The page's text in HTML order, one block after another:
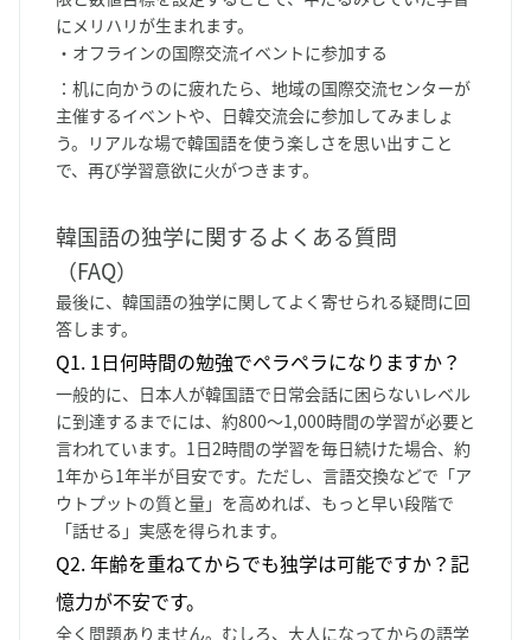
にメリハリが生まれます。
・オフラインの国際交流イベントに参加する
：机に向かうのに疲れたら、地域の国際交流センターが
主催するイベントや、日韓交流会に参加してみましょ
う。リアルな場で韓国語を使う楽しさを思い出すこと
で、再び学習意欲に火がつきます。
韓国語の独学に関するよくある質問
（FAQ）
最後に、韓国語の独学に関してよく寄せられる疑問に回
答します。
Q1. 1日何時間の勉強でペラペラになりますか？
一般的に、日本人が韓国語で日常会話に困らないレベル
に到達するまでには、約800〜1,000時間の学習が必要と
言われています。1日2時間の学習を毎日続けた場合、約
1年から1年半が目安です。ただし、言語交換などで「ア
ウトプットの質と量」を高めれば、もっと早い段階で
「話せる」実感を得られます。
Q2. 年齢を重ねてからでも独学は可能ですか？記
憶力が不安です。
全く問題ありません。むしろ、大人になってからの語学